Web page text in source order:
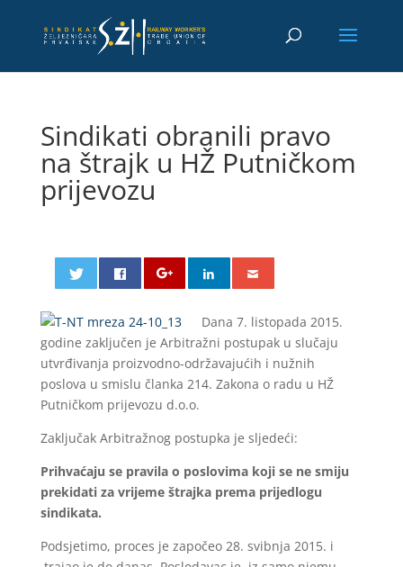
Sindikati obranili pravo
na štrajk u HŽ Putničkom
prijevozu
Dana 7. listopada 2015.
godine zaključen je Arbitražni postupak u slučaju
utvrđivanja proizvodno-održavajućih i nužnih
poslova u smislu članka 214. Zakona o radu u HŽ
Putničkom prijevozu d.o.o.
Zaključak Arbitražnog postupka je sljedeći:
Prihvaćaju se pravila o poslovima koji se ne smiju
prekidati za vrijeme štrajka prema prijedlogu
sindikata.
Podsjetimo, proces je započeo 28. svibnja 2015. i